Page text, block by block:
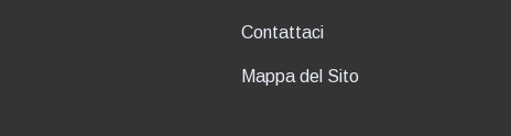
Contattaci
Mappa del Sito